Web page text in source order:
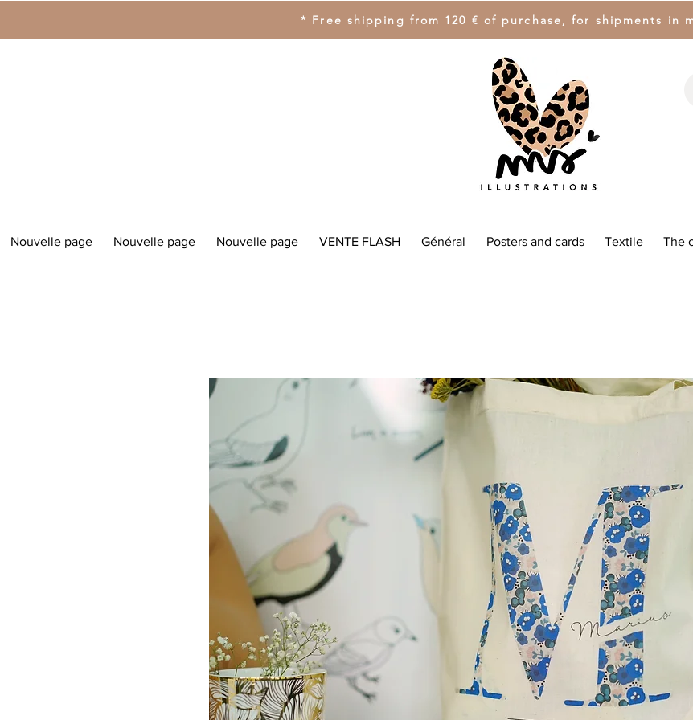
* Free shipping from 120 € of purchase, for shipments in
Nouvelle page Nouvelle page Nouvelle page VENTE FLASH Général Posters and cards Textile The